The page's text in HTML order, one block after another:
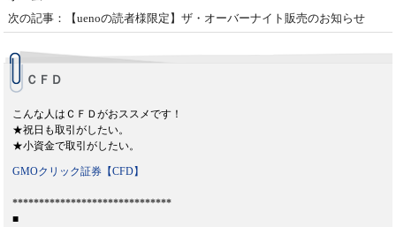
次の記事：【uenoの読者様限定】ザ・オーバーナイト販売のお知らせ
ＣＦＤ
こんな人はＣＦＤがおススメです！
★祝日も取引がしたい。
★小資金で取引がしたい。
GMOクリック証券【CFD】
******************************
■